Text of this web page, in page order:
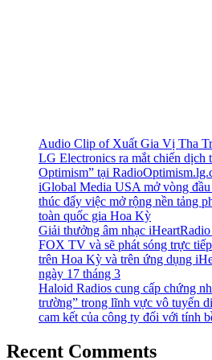
Audio Clip of Xuất Gia Vị Tha
LG Electronics ra mắt chiến dịch
Optimism” tại
iGlobal Media USA mở vòng
thúc đẩy việc mở rộng nền tảng
toàn quốc gia Hoa Kỳ
Giải thưởng âm nhạc
FOX TV và sẽ phát sóng trực
trên Hoa Kỳ và trên ứng dụng
ngày 17 tháng 3
Haloid Radios cung cấp chứng
trường” trong lĩnh vực vô tuyến
cam kết của công ty đối với tính
Recent Comments